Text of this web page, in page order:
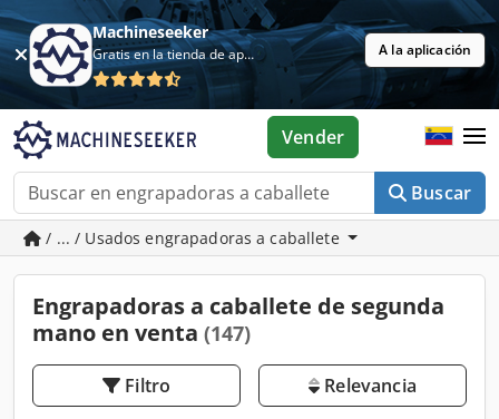
Machineseeker
Gratis en la tienda de aplicaciones A la aplicación
Buscar
Vender
/ ... / Usados engrapadoras a caballete
Engrapadoras a caballete de segunda
mano en venta (147)
Filtro Relevancia